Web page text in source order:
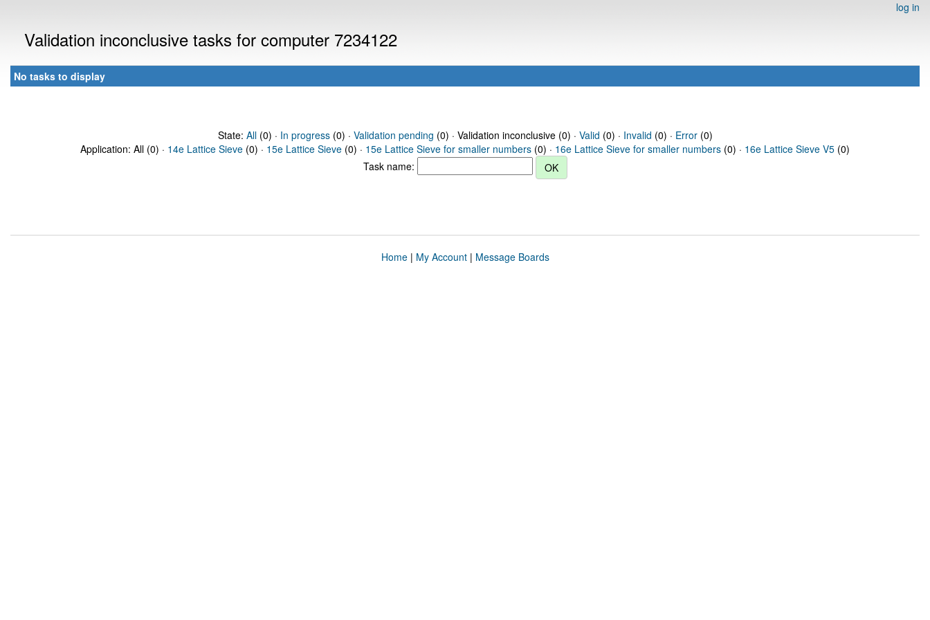
log in
Validation inconclusive tasks for computer 7234122
No tasks to display
State: All(0) · In progress(0) · Validation pending (0) · Validation inconclusive (0) · Valid (0) · Invalid (0) · Error(0)
Application: All (0) · 14e Lattice Sieve (0) · 15e Lattice Sieve (0) · 15e Lattice Sieve for smaller numbers (0) · 16e Lattice Sieve for smaller numbers (0) · 16e Lattice Sieve V5 (0)
Task name:
Home| My Account| Message Boards